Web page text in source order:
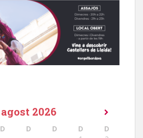
agost 2026
D D D D
D